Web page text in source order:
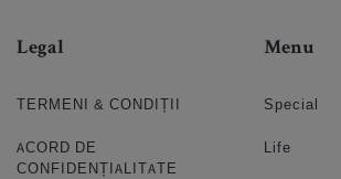
Legal
TERMENI & CONDIȚII
ACORD DE
CONFIDENȚIALITATE
Menu
Special
Life